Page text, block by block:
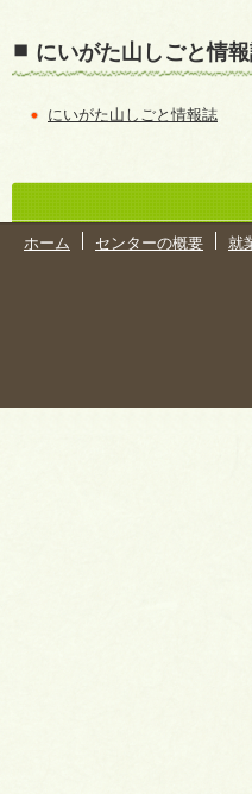
にいがた山しごと情
にいがた山しごと情報誌
ホーム センターの概要 就